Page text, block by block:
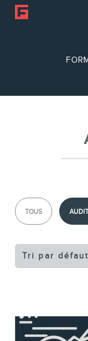
TOUS